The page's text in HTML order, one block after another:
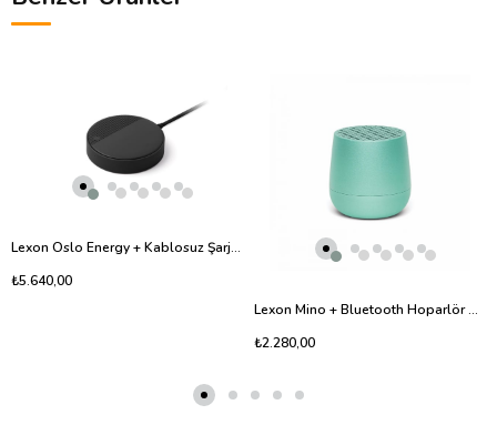
Lexon Oslo Energy + Kablosuz Şarj Cihazı ve Bluetooth Hoparlör Siyah
₺5.640,00
Lexon Mino + Bluetooth Hoparlör Mint
₺2.280,00